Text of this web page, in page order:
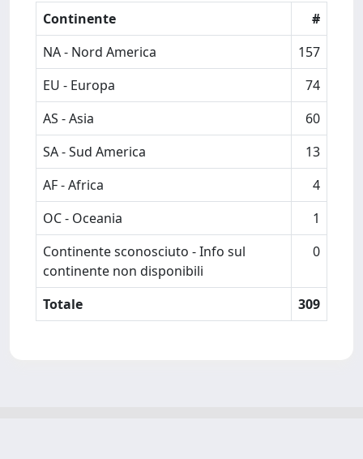
Continente
#
NA - Nord America
157
EU - Europa
74
AS - Asia
60
SA - Sud America
13
AF - Africa
4
OC - Oceania
1
Continente sconosciuto - Info sul
continente non disponibili
0
Totale 309